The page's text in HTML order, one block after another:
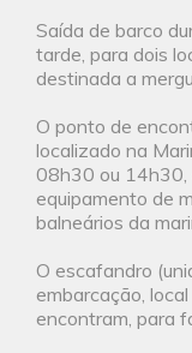
Saída de barco
tarde, para dois
destinada a
O ponto de
localizado na
08h30 ou 14h30,
equipamento de
balneários da
O escafandro
embarcação,
encontram, para